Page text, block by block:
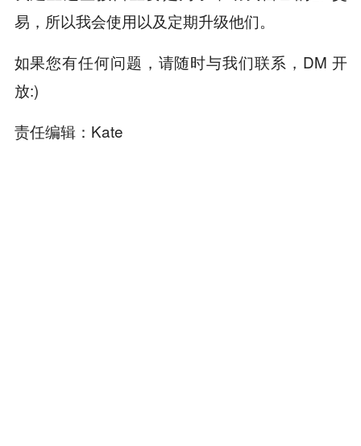
易，所以我会使用以及定期升级他们。
如果您有任何问题，请随时与我们联系，DM 开
放:)
责任编辑：Kate